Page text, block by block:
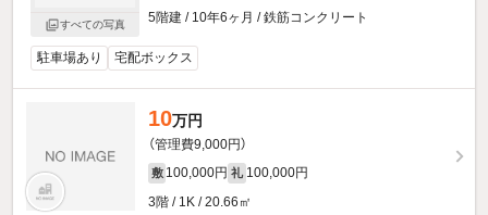
すべての写真
5階建 / 10年6ヶ月 / 鉄筋コンクリート
駐車場あり 宅配ボックス
10万円
（管理費9,000円）
敷 100,000円 礼 100,000円
3階 / 1K / 20.66㎡